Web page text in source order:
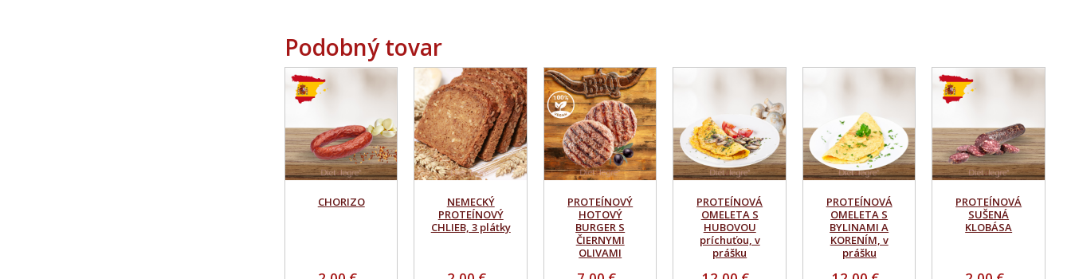
Podobný tovar
CHORIZO
NEMECKÝ
PROTEÍNOVÝ
CHLIEB, 3 plátky
PROTEÍNOVÝ
HOTOVÝ
BURGER S
ČIERNYMI
OLIVAMI
PROTEÍNOVÁ
OMELETA S
HUBOVOU
príchuťou, v
prášku
PROTEÍNOVÁ
OMELETA S
BYLINAMI A
KORENÍM, v
prášku
PROTEÍNOVÁ
SUŠENÁ
KLOBÁSA